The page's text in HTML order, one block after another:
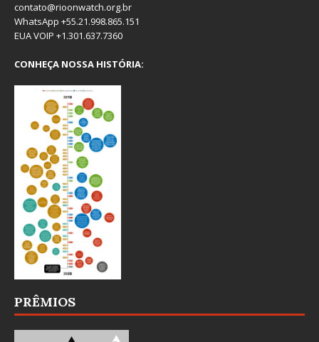
contato@rioonwatch.org.br
WhatsApp +55.21.998.865.151
EUA VOIP +1.301.637.7360
CONHEÇA NOSSA HISTÓRIA:
PRÊMIOS